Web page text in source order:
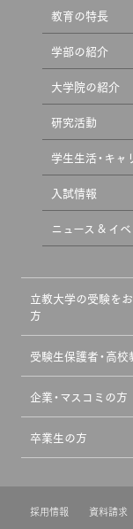
教育の特長
学部の紹介
大学院の紹介
研究活動
学生生活・キャ
入試情報
ニュース & イ
立教大学の受験を
方
受験生保護者・高
企業・マスコミの方
卒業生の方
採用情報 資料請求